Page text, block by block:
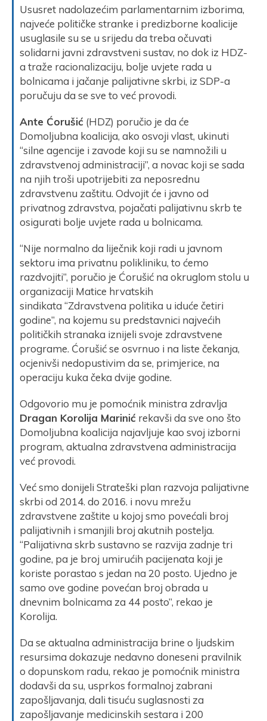
Ususret nadolazećim parlamentarnim izborima,
najveće političke stranke i predizborne koalicije
usuglasile su se u srijedu da treba očuvati
solidarni javni zdravstveni sustav, no dok iz HDZ-
a traže racionalizaciju, bolje uvjete rada u
bolnicama i jačanje palijativne skrbi, iz SDP-a
poručuju da se sve to već provodi.
Ante Ćorušić (HDZ) poručio je da će
Domoljubna koalicija, ako osvoji vlast, ukinuti
“silne agencije i zavode koji su se namnožili u
zdravstvenoj administraciji”, a novac koji se sada
na njih troši upotrijebiti za neposrednu
zdravstvenu zaštitu. Odvojit će i javno od
privatnog zdravstva, pojačati palijativnu skrb te
osigurati bolje uvjete rada u bolnicama.
“Nije normalno da liječnik koji radi u javnom
sektoru ima privatnu polikliniku, to ćemo
razdvojiti”, poručio je Ćorušić na okruglom stolu u
organizaciji Matice hrvatskih
sindikata “Zdravstvena politika u iduće četiri
godine”, na kojemu su predstavnici najvećih
političkih stranaka iznijeli svoje zdravstvene
programe. Ćorušić se osvrnuo i na liste čekanja,
ocjenivši nedopustivim da se, primjerice, na
operaciju kuka čeka dvije godine.
Odgovorio mu je pomoćnik ministra zdravlja
Dragan Korolija Marinić rekavši da sve ono što
Domoljubna koalicija najavljuje kao svoj izborni
program, aktualna zdravstvena administracija
već provodi.
Već smo donijeli Strateški plan razvoja palijativne
skrbi od 2014. do 2016. i novu mrežu
zdravstvene zaštite u kojoj smo povećali broj
palijativnih i smanjili broj akutnih postelja.
“Palijativna skrb sustavno se razvija zadnje tri
godine, pa je broj umirućih pacijenata koji je
koriste porastao s jedan na 20 posto. Ujedno je
samo ove godine povećan broj obrada u
dnevnim bolnicama za 44 posto”, rekao je
Korolija.
Da se aktualna administracija brine o ljudskim
resursima dokazuje nedavno doneseni pravilnik
o dopunskom radu, rekao je pomoćnik ministra
dodavši da su, usprkos formalnoj zabrani
zapošljavanja, dali tisuću suglasnosti za
zapošljavanje medicinskih sestara i 200